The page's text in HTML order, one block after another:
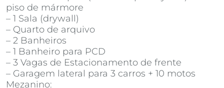
piso de mármore
– 1 Sala (drywall)
– Quarto de arquivo
– 2 Banheiros
– 1 Banheiro para PCD
– 3 Vagas de Estacionamento de frente
– Garagem lateral para 3 carros + 10 motos
Mezanino: